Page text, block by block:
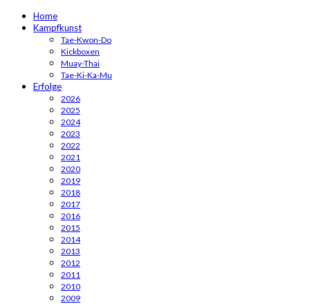
Home
Kampfkunst
Tae-Kwon-Do
Kickboxen
Muay-Thai
Tae-Ki-Ka-Mu
Erfolge
2026
2025
2024
2023
2022
2021
2020
2019
2018
2017
2016
2015
2014
2013
2012
2011
2010
2009